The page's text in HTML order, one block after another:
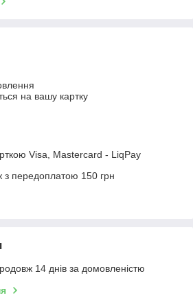
на вашу картку
Visa, Mastercard - LiqPay
з передоплатою 150 грн
14 днів за домовленістю